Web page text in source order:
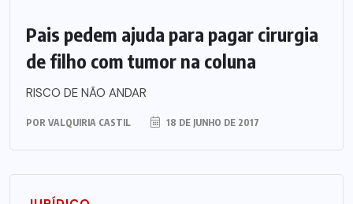
Pais pedem ajuda para pagar cirurgia
de filho com tumor na coluna
RISCO DE NÃO ANDAR
POR VALQUIRIA CASTIL 18 DE JUNHO DE 2017